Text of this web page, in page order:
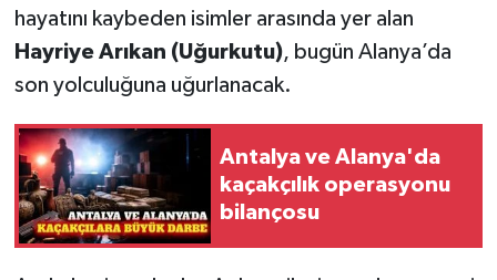
hayatını kaybeden isimler arasında yer alan
Hayriye Arıkan (Uğurkutu), bugün Alanya’da
son yolculuğuna uğurlanacak.
Antalya ve Alanya'da
kaçakçılık operasyonu
bilançosu